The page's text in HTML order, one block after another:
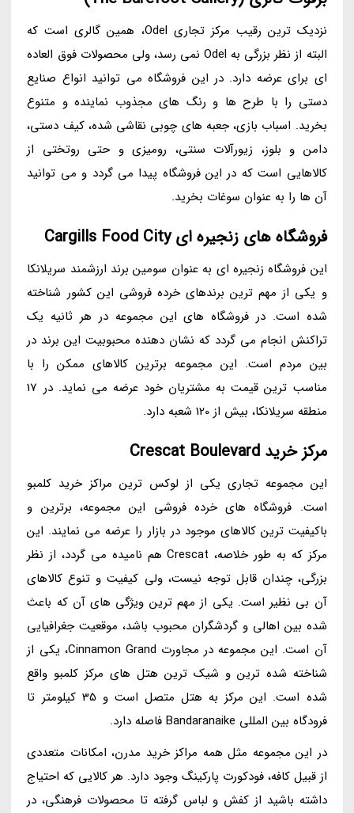
نزدیک ترین رقیب مرکز تجاری Odel، همین گالری است که
البته از نظر بزرگی به Odel نمی رسد، ولی محصولات فوق العاده
ای برای عرضه دارد. در این فروشگاه می توانید انواع صنایع
دستی را با طرح ها و رنگ های مجذوب نماینده و متنوع
بخرید. اسباب بازی، جعبه های چوبی نقاشی شده، کیف دستی،
دامن و بلوز، زیورآلات سنتی، رومیزی و حتی روتختی از
کالاهایی است که در این فروشگاه پیدا می گردد و می توانید
آن ها را به عنوان سوغات بخرید.
فروشگاه های زنجیره ای Cargills Food City
این فروشگاه زنجیره ای به عنوان سومین برند ارزشمند سریلانکا
و یکی از مهم ترین برندهای خرده فروشی این کشور شناخته
شده است. در فروشگاه های این مجموعه در هر ثانیه یک
تراکنش انجام می گردد که نشان دهنده محبوبیت این برند در
بین مردم است. این مجموعه برترین کالاهای ممکن را با
مناسب ترین قیمت به مشتریان خود عرضه می نماید. در 17
منطقه سریلانکا، بیش از 120 شعبه دارد.
مرکز خرید Crescat Boulevard
این مجموعه تجاری یکی از لوکس ترین مراکز خرید کلمبو
است. فروشگاه های خرده فروشی این مجموعه، برترین و
باکیفیت ترین کالاهای موجود در بازار را عرضه می نمایند. این
مرکز که به طور خلاصه، Crescat هم نامیده می گردد، از نظر
بزرگی، چندان قابل توجه نیست، ولی کیفیت و تنوع کالاهای
آن بی نظیر است. یکی از مهم ترین ویژگی های آن که باعث
شده بین اهالی و گردشگران محبوب باشد، موقعیت جغرافیایی
آن است. این مجموعه در مجاورت Cinnamon Grand، یکی از
شناخته شده ترین و شیک ترین هتل های مرکز کلمبو واقع
شده است. این مرکز به هتل متصل است و 35 کیلومتر تا
فرودگاه بین المللی Bandaranaike فاصله دارد.
در این مجموعه مثل همه مراکز خرید مدرن، امکانات متعددی
از قبیل کافه، فودکورت پارکینگ وجود دارد. هر کالایی که احتیاج
داشته باشید از کفش و لباس گرفته تا محصولات فرهنگی، در